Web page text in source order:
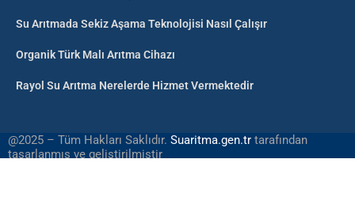
Su Arıtmada Sekiz Aşama Teknolojisi Nasıl Çalışır
Organik Türk Malı Arıtma Cihazı
Rayol Su Arıtma Nerelerde Hizmet Vermektedir
@2025 – Tüm Hakları Saklıdır. Suaritma.gen.tr tarafından
tasarlanmış ve geliştirilmiştir